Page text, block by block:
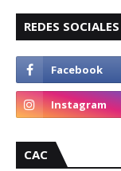
REDES SOCIALES
CAC